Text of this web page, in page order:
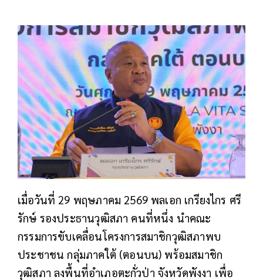
เมื่อวันที่ 29 พฤษภาคม 2569 พลเอก เกรียงไกร ศรี
รักษ์ รองประธานวุฒิสภา คนที่หนึ่ง นำคณะ
กรรมการขับเคลื่อนโครงการสมาชิกวุฒิสภาพบ
ประชาชน กลุ่มภาคใต้ (ตอนบน) พร้อมสมาชิก
วุฒิสภา ลงพื้นที่อำเภอตะกั่วป่า จังหวัดพังงา เพื่อ